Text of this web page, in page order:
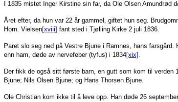
I 1835 mistet Inger Kirstine sin far, da Ole Olsen Amundrød
Året efter, da hun var 22 år gammel, giftet hun seg.
Horn. Vielsen[xviii] fant sted i Tjølling Kirke 2 juli 1836.
Paret slo seg ned på Vestre Bjune i Ramnes, hans
enn ham, døde av nervefeber (tyfus) i 1834[xix]
Der fikk de også sitt første barn, en gutt som kom til verden
Bjune; Nils Olsen Bjune; og Hans Thorsen Bjune.
Ole Christian kom ikke til å leve opp. Han døde 26